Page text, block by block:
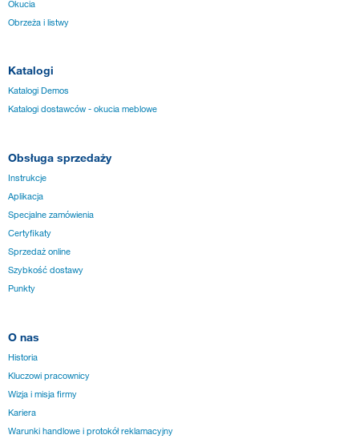
Okucia
Obrzeża i listwy
Katalogi
Katalogi Demos
Katalogi dostawców - okucia meblowe
Obsługa sprzedaży
Instrukcje
Aplikacja
Specjalne zamówienia
Certyfikaty
Sprzedaż online
Szybkość dostawy
Punkty
O nas
Historia
Kluczowi pracownicy
Wizja i misja firmy
Kariera
Warunki handlowe i protokół reklamacyjny